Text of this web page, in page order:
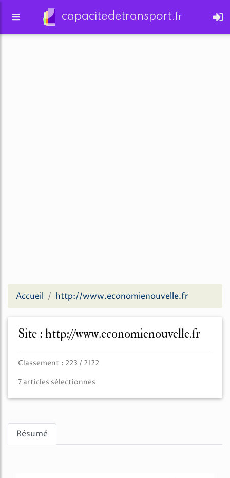
capacitedetransport.fr
Accueil http://www.economienouvelle.fr
Site : http://www.economienouvelle.fr
Classement : 223 / 2122
7 articles sélectionnés
Résumé